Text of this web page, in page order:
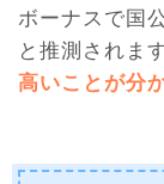
ボーナスで国
と推測されま
高いことが分